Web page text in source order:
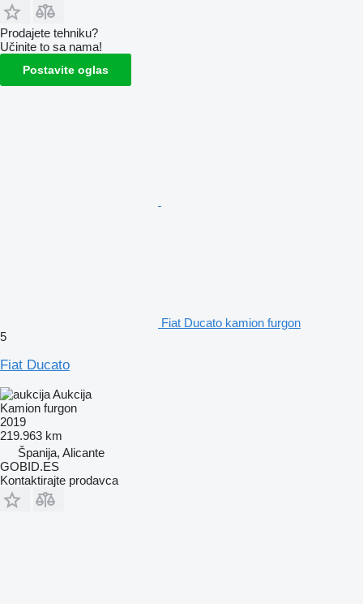
Prodajete tehniku?
Učinite to sa nama!
Postavite oglas
Fiat Ducato kamion furgon
5
Fiat Ducato
Aukcija
Kamion furgon
2019
219.963 km
Španija, Alicante
GOBID.ES
Kontaktirajte prodavca